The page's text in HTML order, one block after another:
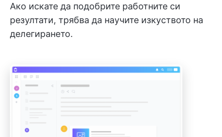
Ако искате да подобрите работните си
резултати, трябва да научите изкуството на
делегирането.